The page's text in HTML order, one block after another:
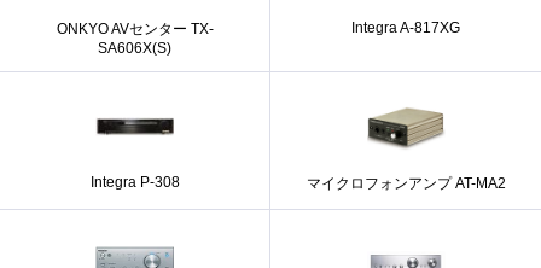
ONKYO AVセンター TX-
SA606X(S)
Integra A-817XG
Integra P-308 マイクロフォンアンプ AT-MA2